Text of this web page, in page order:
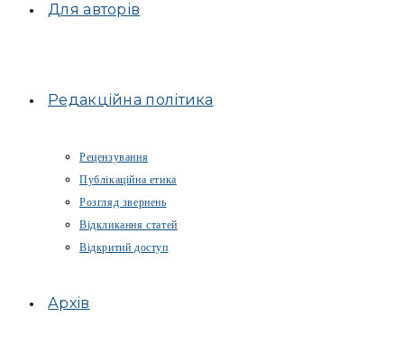
Для авторів
Редакційна політика
Рецензування
Публікаційна етика
Розгляд звернень
Відкликання статей
Відкритий доступ
Архів